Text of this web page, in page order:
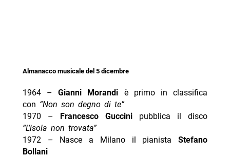
Almanacco musicale del 5 dicembre
1964 –Gianni Morandi è primo in classifica
con “Non son degno di te”
1970 – Francesco Guccini pubblica il disco
“L’isola non trovata”
1972 – Nasce a Milano il pianistaStefano
Bollani